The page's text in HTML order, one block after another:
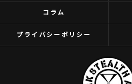
コラム
プライバシーポリシー